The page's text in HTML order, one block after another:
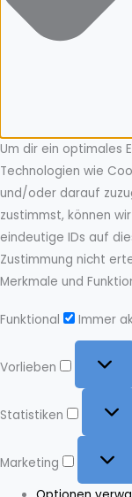
Um dir ein optimales
Technologien wie
und/oder darauf
zustimmst, können
eindeutige IDs auf
Zustimmung nicht
Merkmale und
Funktional
Immer
Vorlieben
Statistiken
Marketing